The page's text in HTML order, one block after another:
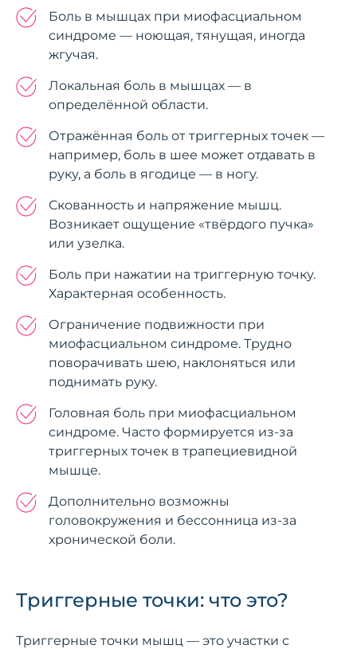
Боль в мышцах при миофасциальном
синдроме — ноющая, тянущая, иногда
жгучая.
Локальная боль в мышцах — в
определённой области.
Отражённая боль от триггерных точек —
например, боль в шее может отдавать в
руку, а боль в ягодице — в ногу.
Скованность и напряжение мышц.
Возникает ощущение «твёрдого пучка»
или узелка.
Боль при нажатии на триггерную точку.
Характерная особенность.
Ограничение подвижности при
миофасциальном синдроме. Трудно
поворачивать шею, наклоняться или
поднимать руку.
Головная боль при миофасциальном
синдроме. Часто формируется из-за
триггерных точек в трапециевидной
мышце.
Дополнительно возможны
головокружения и бессонница из-за
хронической боли.
Триггерные точки: что это?
Триггерные точки мышц — это участки с